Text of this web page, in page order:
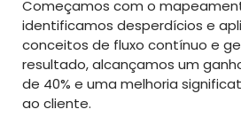
Começamos com o
identificamos desperdícios e
conceitos de fluxo contínuo e
resultado, alcançamos um
de 40% e uma melhoria
ao cliente.